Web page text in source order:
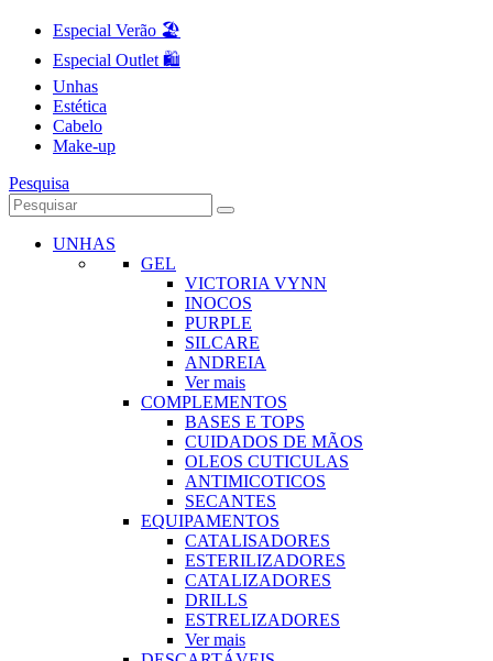
Especial Verão 🏖️
Especial Outlet 🛍️
Unhas
Estética
Cabelo
Make-up
Pesquisa
UNHAS
GEL
VICTORIA VYNN
INOCOS
PURPLE
SILCARE
ANDREIA
Ver mais
COMPLEMENTOS
BASES E TOPS
CUIDADOS DE MÃOS
OLEOS CUTICULAS
ANTIMICOTICOS
SECANTES
EQUIPAMENTOS
CATALISADORES
ESTERILIZADORES
CATALIZADORES
DRILLS
ESTRELIZADORES
Ver mais